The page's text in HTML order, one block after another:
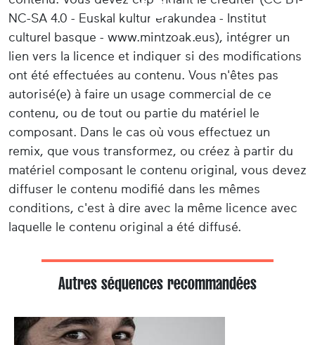
NC-SA 4.0 - Euskal kultur erakundea - Institut
culturel basque - www.mintzoak.eus), intégrer un
lien vers la licence et indiquer si des modifications
ont été effectuées au contenu. Vous n'êtes pas
autorisé(e) à faire un usage commercial de ce
contenu, ou de tout ou partie du matériel le
composant. Dans le cas où vous effectuez un
remix, que vous transformez, ou créez à partir du
matériel composant le contenu original, vous devez
diffuser le contenu modifié dans les mêmes
conditions, c'est à dire avec la même licence avec
laquelle le contenu original a été diffusé.
Autres séquences recommandées